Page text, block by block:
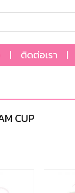
ติดต่อเรา
CUP